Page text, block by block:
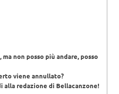
non posso più andare, posso
viene annullato?
alla redazione di Bellacanzone!